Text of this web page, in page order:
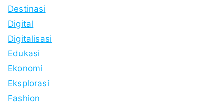
Destinasi
Digital
Digitalisasi
Edukasi
Ekonomi
Eksplorasi
Fashion